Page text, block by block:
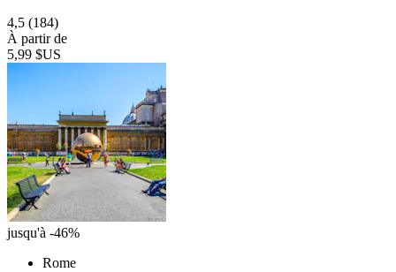
4,5 (184)
À partir de
5,99 $US
jusqu'à -46%
Rome